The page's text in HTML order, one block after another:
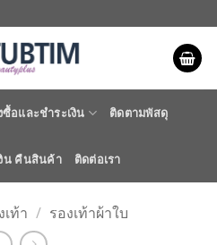
อและชำระเงิน ติดตามพัสดุ
น คืนสินค้า ติดต่อเรา
เท้า / รองเท้าผ้าใบ